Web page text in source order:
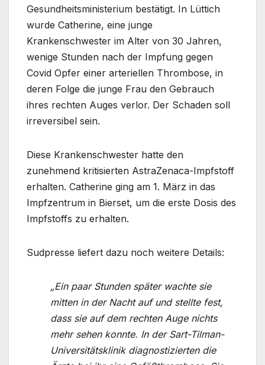
Gesundheitsministerium bestätigt. In Lüttich
wurde Catherine, eine junge
Krankenschwester im Alter von 30 Jahren,
wenige Stunden nach der Impfung gegen
Covid Opfer einer arteriellen Thrombose, in
deren Folge die junge Frau den Gebrauch
ihres rechten Auges verlor. Der Schaden soll
irreversibel sein.
Diese Krankenschwester hatte den
zunehmend kritisierten AstraZenaca-Impfstoff
erhalten. Catherine ging am 1. März in das
Impfzentrum in Bierset, um die erste Dosis des
Impfstoffs zu erhalten.
Sudpresse liefert dazu noch weitere Details:
„Ein paar Stunden später wachte sie
mitten in der Nacht auf und stellte fest,
dass sie auf dem rechten Auge nichts
mehr sehen konnte. In der Sart-Tilman-
Universitätsklinik diagnostizierten die